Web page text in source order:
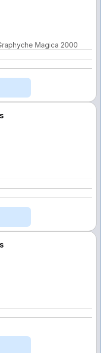
Magica 2000